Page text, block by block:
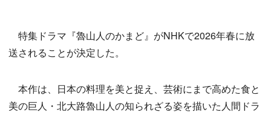
特集ドラマ『魯山人のかまど』がNHKで2026年春に放
送されることが決定した。
本作は、日本の料理を美と捉え、芸術にまで高めた食と
美の巨人・北大路魯山人の知られざる姿を描いた人間ドラ